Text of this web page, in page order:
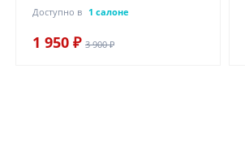
Доступно в 1 салоне
1 950 ₽ 3 900 ₽